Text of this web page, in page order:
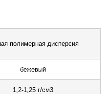
полимерная дисперсия
бежевый
1,2-1,25 г/см3